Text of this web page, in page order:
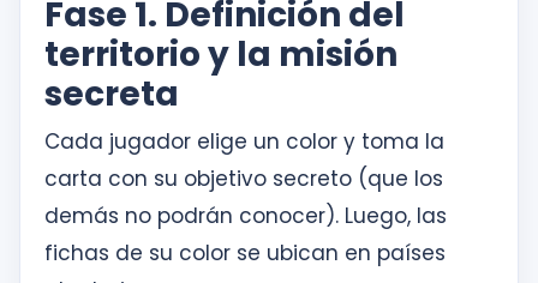
Fase 1. Definición del
territorio y la misión
secreta
Cada jugador elige un color y toma la
carta con su objetivo secreto (que los
demás no podrán conocer). Luego, las
fichas de su color se ubican en países